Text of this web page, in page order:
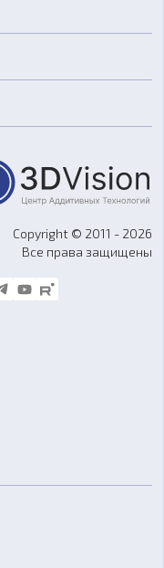
литья
Copyright © 2011 - 2026
Все права защищены